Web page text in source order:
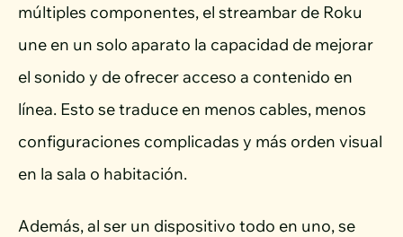
múltiples componentes, el streambar de Roku
une en un solo aparato la capacidad de mejorar
el sonido y de ofrecer acceso a contenido en
línea. Esto se traduce en menos cables, menos
configuraciones complicadas y más orden visual
en la sala o habitación.
Además, al ser un dispositivo todo en uno, se